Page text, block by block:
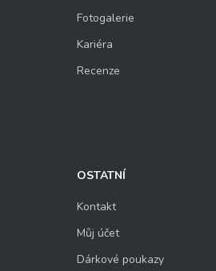
Fotogalerie
Kariéra
Recenze
OSTATNÍ
Kontakt
Můj účet
Dárkové poukazy